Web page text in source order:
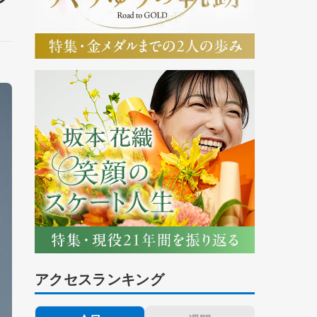
アクセスランキング